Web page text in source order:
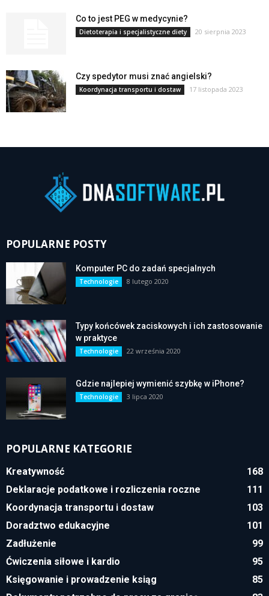
Co to jest PEG w medycynie?
Dietoterapia i specjalistyczne diety 20 sierpnia 2023
Czy spedytor musi znać angielski?
Koordynacja transportu i dostaw 17 listopada 2023
POPULARNE POSTY
Komputer PC do zadań specjalnych
Technologie 8 lutego 2020
Typy końcówek zaciskowych i ich zastosowanie
w praktyce
Technologie 22 września 2020
Gdzie najlepiej wymienić szybkę w iPhone?
Technologie 3 lipca 2020
POPULARNE KATEGORIE
Kreatywność
168
Deklaracje podatkowe i rozliczenia roczne
111
Koordynacja transportu i dostaw
103
Doradztwo edukacyjne
101
Zadłużenie
99
Ćwiczenia siłowe i kardio
95
Księgowanie i prowadzenie ksiąg
85